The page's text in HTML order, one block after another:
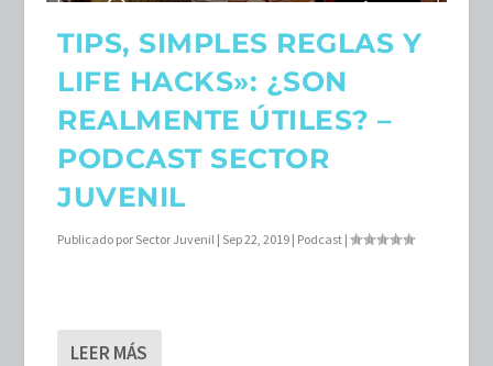
TIPS, SIMPLES REGLAS Y
LIFE HACKS»: ¿SON
REALMENTE ÚTILES? –
PODCAST SECTOR
JUVENIL
Publicado por Sector Juvenil | Sep 22, 2019 | Podcast |
LEER MÁS